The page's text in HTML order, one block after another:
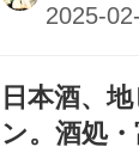
「アルザスワイ
のトップソム
え、リポートす
日本酒、
ン。酒処